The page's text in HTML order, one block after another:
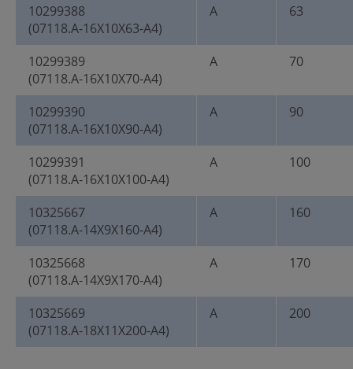
10299388
(07118.A-16X10X63-A4)
A 63
10299389
(07118.A-16X10X70-A4)
A 70
10299390
(07118.A-16X10X90-A4)
A 90
10299391
(07118.A-16X10X100-A4)
A 100
10325667
(07118.A-14X9X160-A4)
A 160
10325668
(07118.A-14X9X170-A4)
A 170
10325669
(07118.A-18X11X200-A4)
A 200